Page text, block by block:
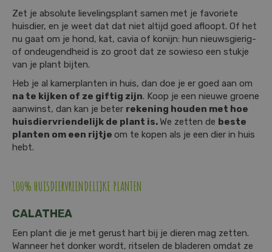
Zet je absolute lievelingsplant samen met je favoriete
huisdier, en je weet dat dat niet altijd goed afloopt. Of het
nu gaat om je hond, kat, cavia of konijn: hun nieuwsgierig-
of ondeugendheid is zo groot dat ze sowieso een stukje
van je plant bijten.
Heb je al kamerplanten in huis, dan doe je er goed aan om
na te kijken of ze giftig zijn. Koop je een nieuwe groene
aanwinst, dan kan je beter rekening houden met hoe
huisdiervriendelijk de plant is.We zetten de beste
planten om een rijtje om te kopen als je een dier in huis
hebt.
100% HUISDIERVRIENDELIJKE PLANTEN
CALATHEA
Een plant die je met gerust hart bij je dieren mag zetten.
Wanneer het donker wordt, ritselen de bladeren omdat ze